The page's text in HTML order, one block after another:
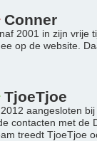
Conner
2001 in zijn vrije
op de website.
TjoeTjoe
aangesloten
contacten met de
treedt TjoeTjoe